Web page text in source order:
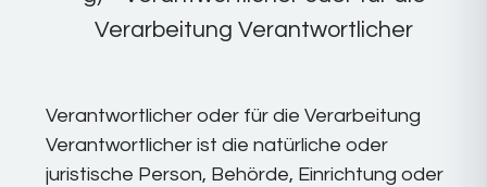
Verarbeitung Verantwortlicher
Verantwortlicher oder für die Verarbeitung
Verantwortlicher ist die natürliche oder
juristische Person, Behörde, Einrichtung oder